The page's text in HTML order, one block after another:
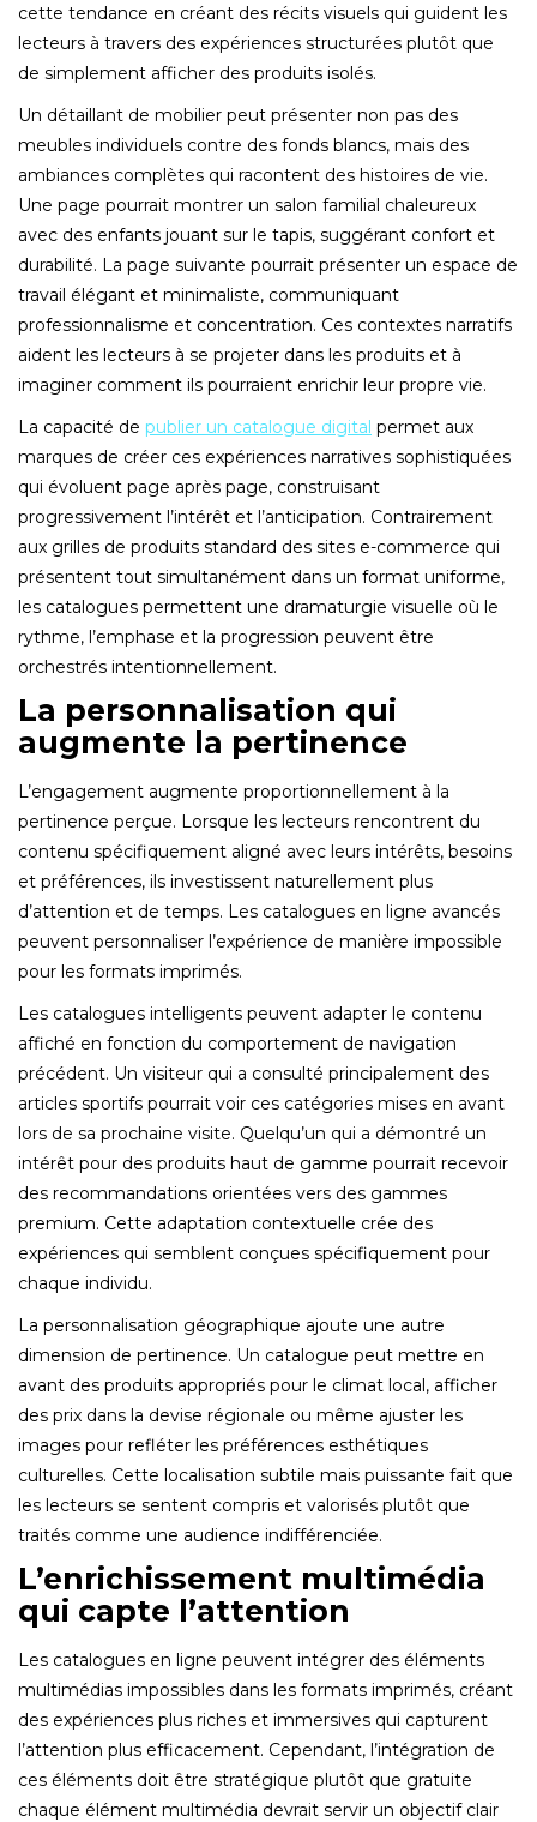
cette tendance en créant des récits visuels qui guident les
lecteurs à travers des expériences structurées plutôt que
de simplement afficher des produits isolés.
Un détaillant de mobilier peut présenter non pas des
meubles individuels contre des fonds blancs, mais des
ambiances complètes qui racontent des histoires de vie.
Une page pourrait montrer un salon familial chaleureux
avec des enfants jouant sur le tapis, suggérant confort et
durabilité. La page suivante pourrait présenter un espace de
travail élégant et minimaliste, communiquant
professionnalisme et concentration. Ces contextes narratifs
aident les lecteurs à se projeter dans les produits et à
imaginer comment ils pourraient enrichir leur propre vie.
La capacité de publier un catalogue digital permet aux
marques de créer ces expériences narratives sophistiquées
qui évoluent page après page, construisant
progressivement l’intérêt et l’anticipation. Contrairement
aux grilles de produits standard des sites e-commerce qui
présentent tout simultanément dans un format uniforme,
les catalogues permettent une dramaturgie visuelle où le
rythme, l’emphase et la progression peuvent être
orchestrés intentionnellement.
La personnalisation qui
augmente la pertinence
L’engagement augmente proportionnellement à la
pertinence perçue. Lorsque les lecteurs rencontrent du
contenu spécifiquement aligné avec leurs intérêts, besoins
et préférences, ils investissent naturellement plus
d’attention et de temps. Les catalogues en ligne avancés
peuvent personnaliser l’expérience de manière impossible
pour les formats imprimés.
Les catalogues intelligents peuvent adapter le contenu
affiché en fonction du comportement de navigation
précédent. Un visiteur qui a consulté principalement des
articles sportifs pourrait voir ces catégories mises en avant
lors de sa prochaine visite. Quelqu’un qui a démontré un
intérêt pour des produits haut de gamme pourrait recevoir
des recommandations orientées vers des gammes
premium. Cette adaptation contextuelle crée des
expériences qui semblent conçues spécifiquement pour
chaque individu.
La personnalisation géographique ajoute une autre
dimension de pertinence. Un catalogue peut mettre en
avant des produits appropriés pour le climat local, afficher
des prix dans la devise régionale ou même ajuster les
images pour refléter les préférences esthétiques
culturelles. Cette localisation subtile mais puissante fait que
les lecteurs se sentent compris et valorisés plutôt que
traités comme une audience indifférenciée.
L’enrichissement multimédia
qui capte l’attention
Les catalogues en ligne peuvent intégrer des éléments
multimédias impossibles dans les formats imprimés, créant
des expériences plus riches et immersives qui capturent
l’attention plus efficacement. Cependant, l’intégration de
ces éléments doit être stratégique plutôt que gratuite
chaque élément multimédia devrait servir un objectif clair